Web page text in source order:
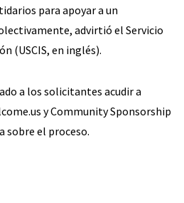
para apoyar a un
advirtió el Servicio
(USCIS, en inglés).
a los solicitantes acudir a
y Community Sponsorship
sobre el proceso.